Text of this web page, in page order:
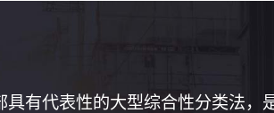
有代表性的大型综合性分类法，